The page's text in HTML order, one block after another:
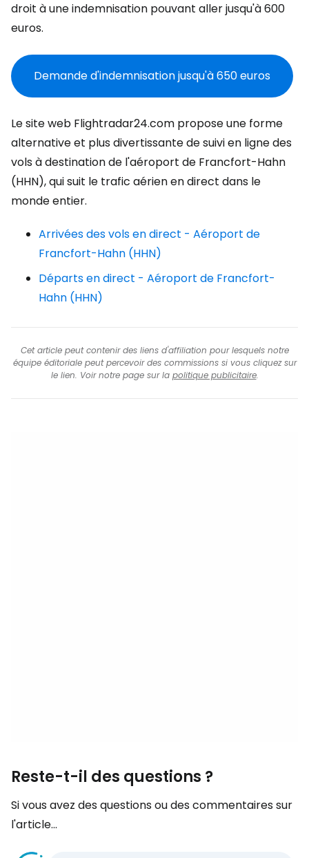
droit à une indemnisation pouvant aller jusqu'à 600
euros.
Demande d'indemnisation jusqu'à 650 euros
Le site web Flightradar24.com propose une forme
alternative et plus divertissante de suivi en ligne des
vols à destination de l'aéroport de Francfort-Hahn
(HHN), qui suit le trafic aérien en direct dans le
monde entier.
Arrivées des vols en direct - Aéroport de
Francfort-Hahn (HHN)
Départs en direct - Aéroport de Francfort-
Hahn (HHN)
Cet article peut contenir des liens d'affiliation pour lesquels notre
équipe éditoriale peut percevoir des commissions si vous cliquez sur
le lien. Voir notre page sur la politique publicitaire.
Reste-t-il des questions ?
Si vous avez des questions ou des commentaires sur
l'article...